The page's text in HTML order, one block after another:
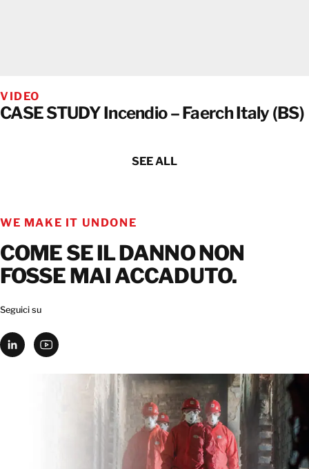
VIDEO
CASE STUDY Incendio – Faerch Italy (BS)
SEE ALL
WE MAKE IT UNDONE
COME SE IL DANNO NON
FOSSE MAI ACCADUTO.
Seguici su